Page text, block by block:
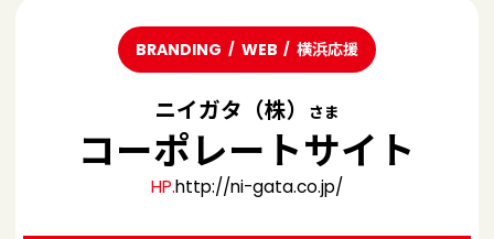
BRANDING WEB 横浜応援
ニイガタ（株） さま
コーポレートサイト
HP.http://ni-gata.co.jp/